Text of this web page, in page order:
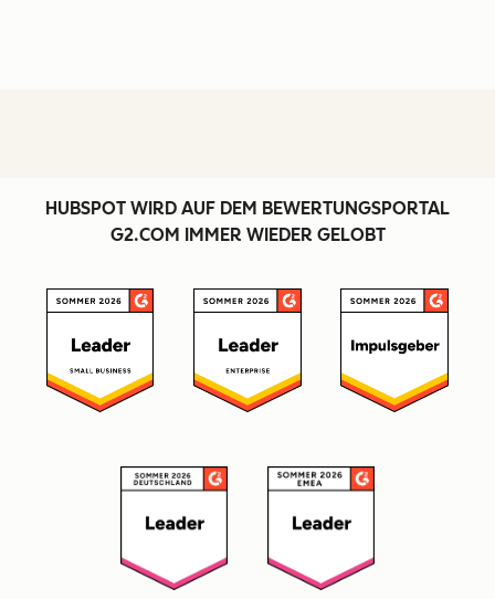
HUBSPOT WIRD AUF DEM BEWERTUNGSPORTAL
G2.COM IMMER WIEDER GELOBT